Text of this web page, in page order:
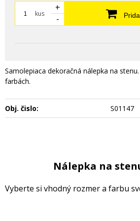
kus
+
-
Samolepiaca dekoračná nálepka na
farbách.
Obj. čislo: S01147
Nálepka na
Vyberte si vhodný rozmer a farbu